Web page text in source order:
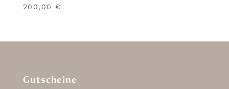
200,00 €
Gutscheine